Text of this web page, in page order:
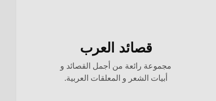
قصائد العرب
مجموعة رائعة من أجمل القصائد و
أبيات الشعر و المعلقات العربية.